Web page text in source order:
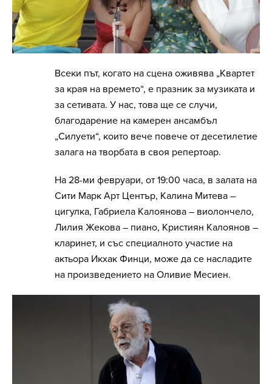
Всеки път, когато на сцена оживява „Квартет
за края на времето“, е празник за музиката и
за сетивата. У нас, това ще се случи,
благодарение на камерен ансамбъл
„Силуети“, които вече повече от десетилетие
залага на творбата в своя репертоар.
На 28-ми февруари, от 19:00 часа, в залата на
Сити Марк Арт Център, Калина Митева –
цигулка, Габриела Калоянова – виолончело,
Лилия Жекова – пиано, Кристиян Калоянов –
кларинет, и със специалното участие на
актьора Икхак Финци, може да се насладите
на произведението на Оливие Месиен.